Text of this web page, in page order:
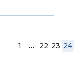
1 … 22 23 24